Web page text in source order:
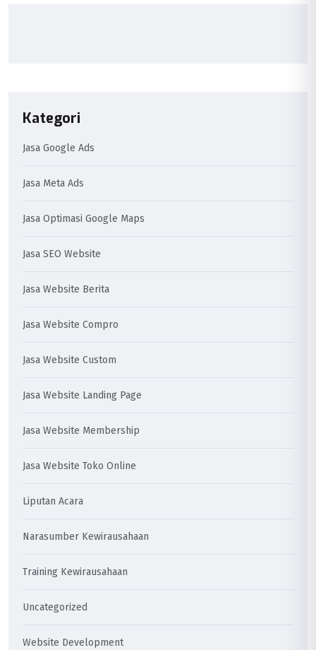
Kategori
Jasa Google Ads
Jasa Meta Ads
Jasa Optimasi Google Maps
Jasa SEO Website
Jasa Website Berita
Jasa Website Compro
Jasa Website Custom
Jasa Website Landing Page
Jasa Website Membership
Jasa Website Toko Online
Liputan Acara
Narasumber Kewirausahaan
Training Kewirausahaan
Uncategorized
Website Development